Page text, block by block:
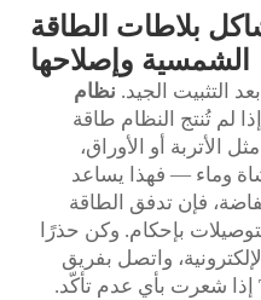
بلاطات الطاقة
الشمسية وإصلاحها
التثبيت الجيد. نظام
إذا لم تُنتج النظام طاقة
الأتربة أو الأوراق،
وماء — فهذا يساعد
فإن تدفق الطاقة
بإحكام. وكن حذرًا
واتصل بفريق
الخبراء لدى شركة Top Energy إذا شعرت بأي عدم تأكّد.